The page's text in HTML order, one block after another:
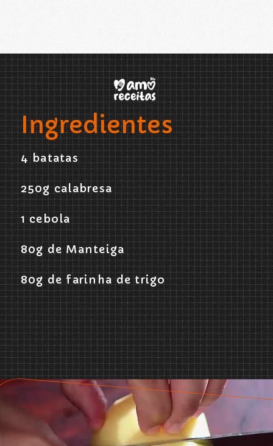
Opening https://www.amoreceitas.org/noticias/696/receita-maravilhosa-de-batata-com-calabresa-sabor-e-aconchego-em-cada-garfada
Ingredientes
4 batatas
250g calabresa
1 cebola
80g de Manteiga
80g de farinha de trigo